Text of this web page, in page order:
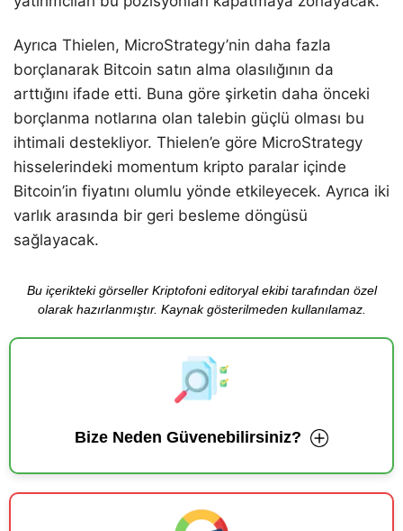
Ayrıca Thielen, MicroStrategy’nin daha fazla
borçlanarak Bitcoin satın alma olasılığının da
arttığını ifade etti. Buna göre şirketin daha önceki
borçlanma notlarına olan talebin güçlü olması bu
ihtimali destekliyor. Thielen’e göre MicroStrategy
hisselerindeki momentum kripto paralar içinde
Bitcoin’in fiyatını olumlu yönde etkileyecek. Ayrıca iki
varlık arasında bir geri besleme döngüsü
sağlayacak.
Bu içerikteki görseller Kriptofoni editoryal ekibi tarafından özel
olarak hazırlanmıştır. Kaynak gösterilmeden kullanılamaz.
Bize Neden Güvenebilirsiniz?